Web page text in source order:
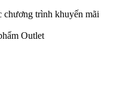
chương trình khuyến mãi
Outlet